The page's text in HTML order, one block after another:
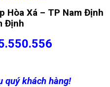
Hòa Xá – TP Nam Định
Định
quý khách hàng!